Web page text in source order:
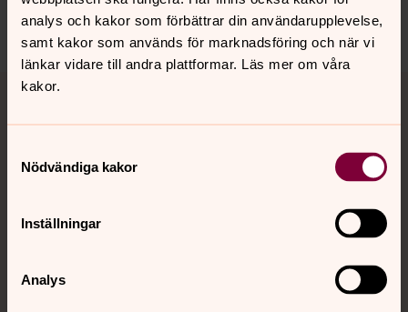
analys och kakor som förbättrar din användarupplevelse,
samt kakor som används för marknadsföring och när vi
länkar vidare till andra plattformar. Läs mer om våra
kakor.
Nödvändiga kakor
Inställningar
Analys
Dela
Tillbaka till toppen
Tillbaka till innehållet
Kontakt